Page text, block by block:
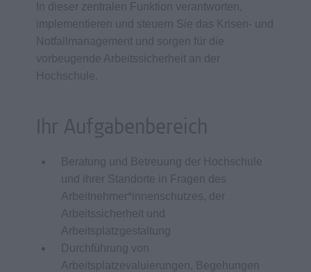
In dieser zentralen Funktion verantworten,
implementieren und steuern Sie das Krisen- und
Notfallmanagement und sorgen für die
vorbeugende Arbeitssicherheit an der
Hochschule.
Ihr Aufgabenbereich
Beratung und Betreuung der Hochschule
und ihrer Standorte in Fragen des
Arbeitnehmer*innenschutzes, der
Arbeitssicherheit und
Arbeitsplatzgestaltung
Durchführung von
Arbeitsplatzevaluierungen, Begehungen